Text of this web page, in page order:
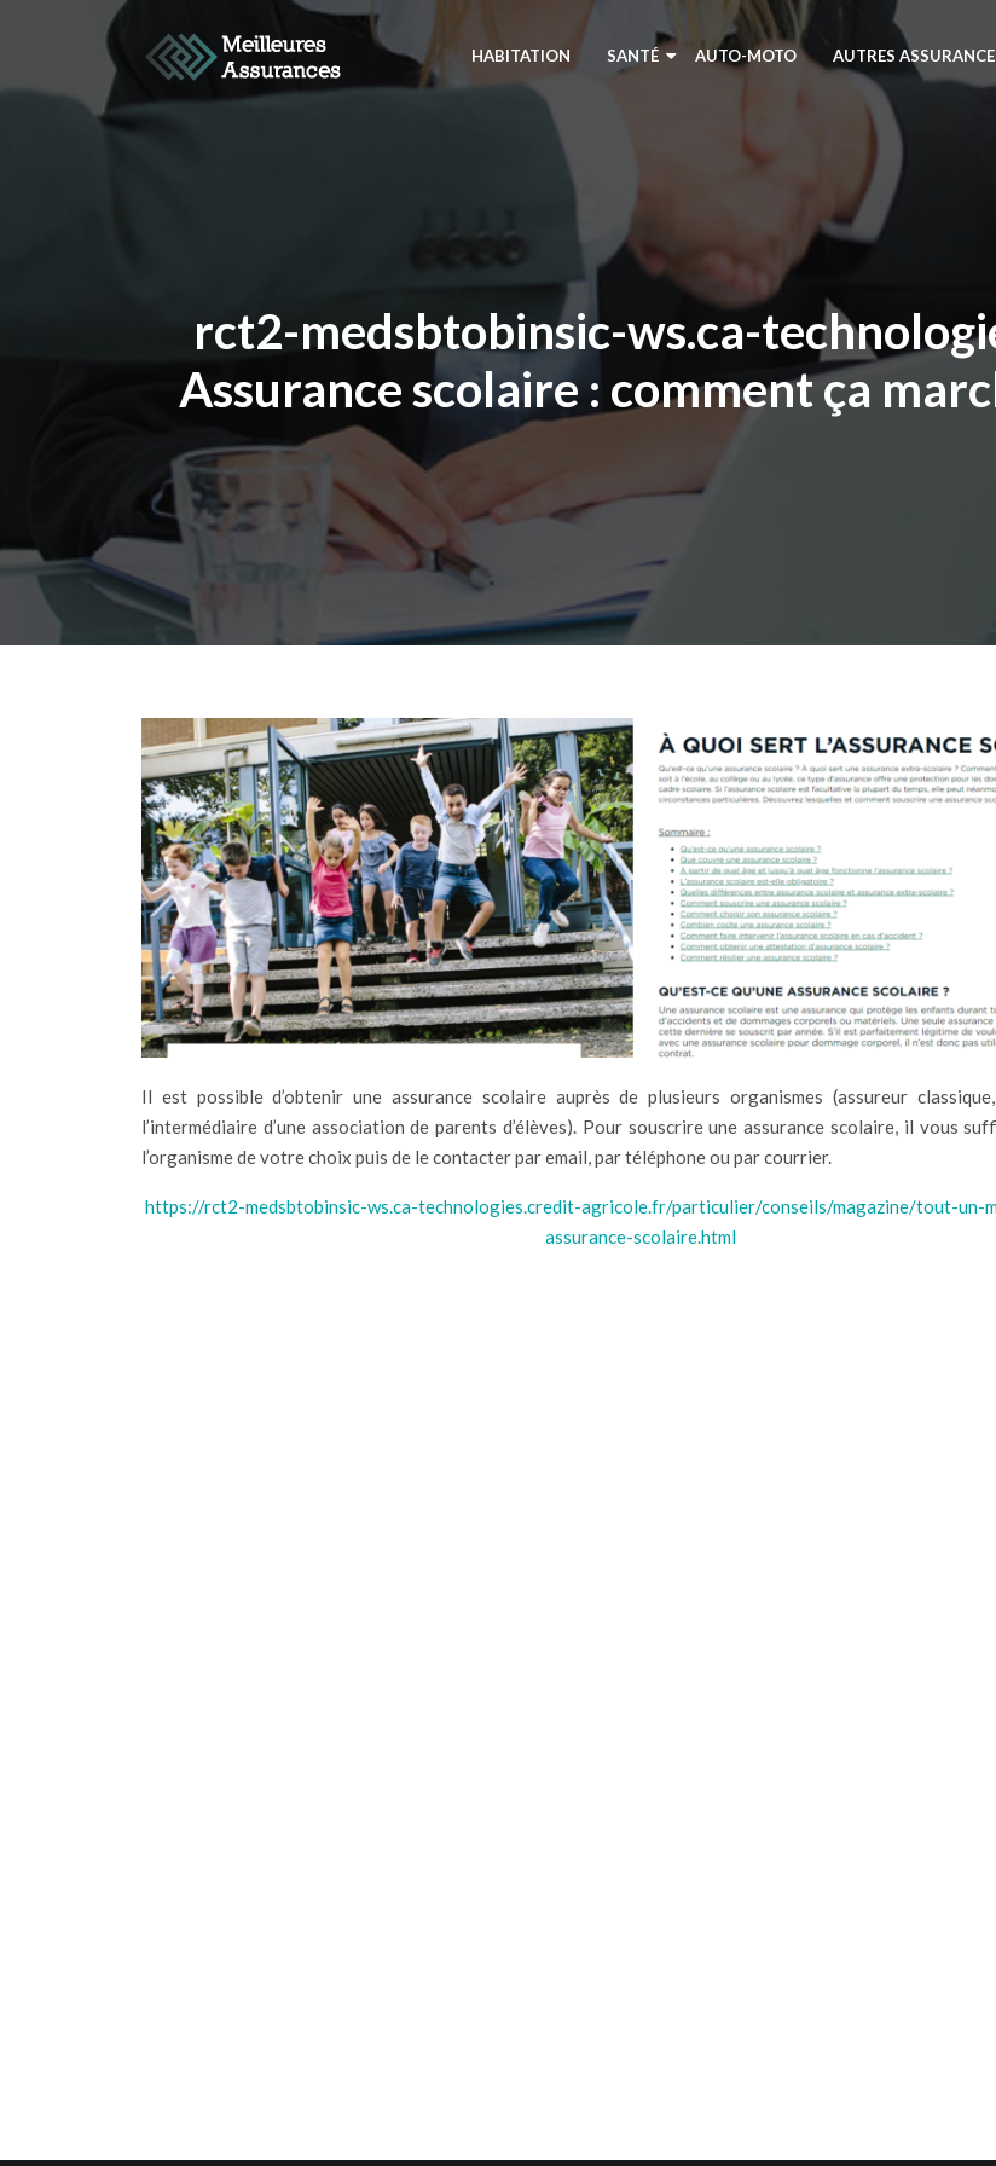
HABITATION SANTÉ AUTO-MOTO AUTRES
rct2-medsbtobinsic-ws.ca-
Assurance scolaire : comment ça
Il est possible d’obtenir une assurance scolaire auprès de plusieurs organismes (assureur
l’intermédiaire d’une association de parents d’élèves). Pour souscrire une assurance scolaire, il vous
l’organisme de votre choix puis de le contacter par email, par téléphone ou par courrier.
https://rct2-medsbtobinsic-ws.ca-technologies.credit-agricole.fr/particulier/conseils/magazine/tout-un-
assurance-scolaire.html